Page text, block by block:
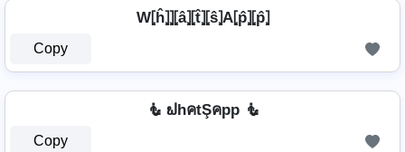
W⦏ĥ⦎⦎⦏â⦎⦏t̂⦎⦏ŝ⦎A⦏p̂⦎⦏p̂⦎
Copy
🧜️ ຟhคtŞคpp 🧜️
Copy